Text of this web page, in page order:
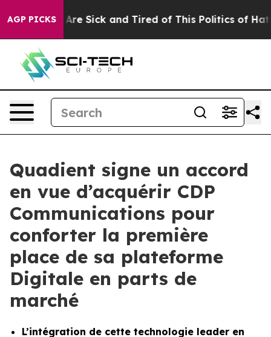
AGP PICKSAre Sick and Tired of This Politics of Hatred”
Quadient signe un accord
en vue d’acquérir CDP
Communications pour
conforter la première
place de sa plateforme
Digitale en parts de
marché
L’intégration de cette technologie leader en